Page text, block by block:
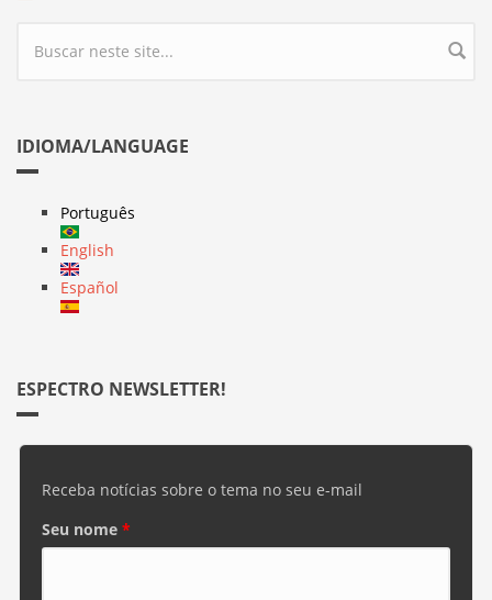
Formulário de busca
IDIOMA/LANGUAGE
Português
English
Español
ESPECTRO NEWSLETTER!
Receba notícias sobre o tema no seu e-mail
Seu nome *